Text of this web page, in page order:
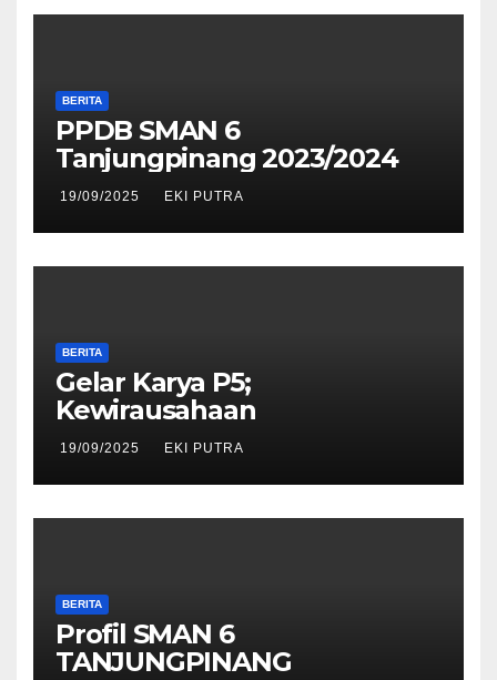
BERITA
PPDB SMAN 6
Tanjungpinang 2023/2024
19/09/2025 EKI PUTRA
BERITA
Gelar Karya P5;
Kewirausahaan
19/09/2025 EKI PUTRA
BERITA
Profil SMAN 6
TANJUNGPINANG